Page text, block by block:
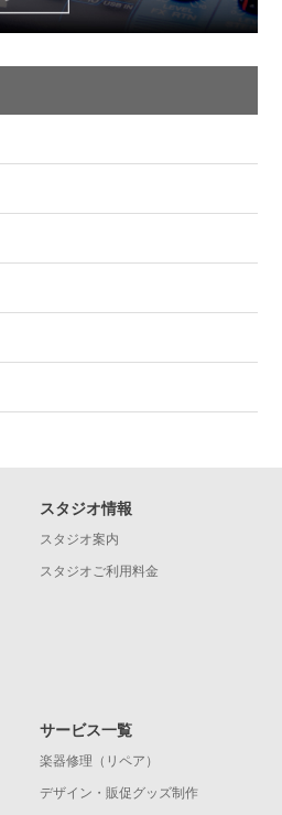
スタジオ情報
スタジオ案内
スタジオご利用料金
サービス一覧
楽器修理（リペア）
デザイン・販促グッズ制作